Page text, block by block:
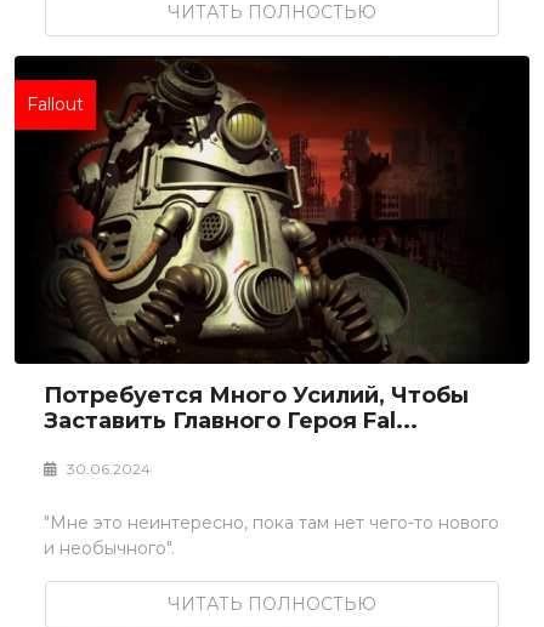
ЧИТАТЬ ПОЛНОСТЬЮ
Fallout
Потребуется Много Усилий, Чтобы
Заставить Главного Героя Fal...
30.06.2024
"Мне это неинтересно, пока там нет чего-то нового
и необычного".
ЧИТАТЬ ПОЛНОСТЬЮ